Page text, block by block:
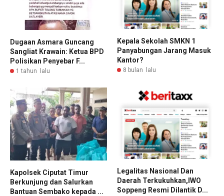
Dugaan Asmara Guncang
Sangliat Krawain: Ketua BPD
Polisikan Penyebar F...
1 tahun lalu
Kepala Sekolah SMKN 1
Panyabungan Jarang Masuk
Kantor?
8 bulan lalu
Kapolsek Ciputat Timur
Berkunjung dan Salurkan
Bantuan Sembako kepada ...
Legalitas Nasional Dan
Daerah Terkukuhkan,IWO
Soppeng Resmi Dilantik D...